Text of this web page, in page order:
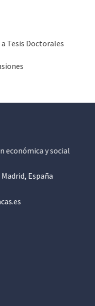
Tesis Doctorales
económica y social
España